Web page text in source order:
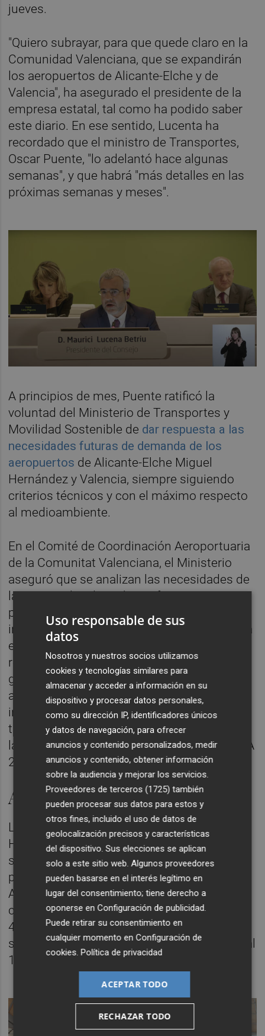
jueves.
"Quiero subrayar, para que quede claro en la
Comunidad Valenciana, que se expandirán
los aeropuertos de Alicante-Elche y de
Valencia", ha asegurado el presidente de la
empresa estatal, tal como ha podido saber
este diario. En ese sentido, Lucenta ha
recordado que el ministro de Transportes,
Oscar Puente, "lo adelantó hace algunas
semanas", y que habrá "más detalles en las
próximas semanas y meses".
A principios de mes, Puente ratificó la
voluntad del Ministerio de Transportes y
Movilidad Sostenible de dar respuesta a las
necesidades futuras de demanda de los
aeropuertos de Alicante-Elche Miguel
Hernández y Valencia, siempre siguiendo
criterios técnicos y con el máximo respecto
al medioambiente.
En el Comité de Coordinación Aeroportuaria
de la Comunitat Valenciana, el Ministerio
aseguró que se analizan las necesidades de
las terminales de ambas infraestructuras
para planificar, mediante Aena, las
inversiones que se puedan precisar según la
evolución de la actividad. El objetivo es dar
respuesta a la demanda de tráfico futura y
garantizar así el desarrollo de los
aeropuertos en el medio y largo plazo. La
intención es definir las necesidades a
tiempo, de manera que se puedan proponer
las inversiones correspondientes en el DORA
2027-2031.
Aumento del tráfico
Los aeropuertos de Alicante-Elche Miguel
Hernández y Valencia han registrado una
sólida recuperación de su actividad tras
pandemia. En concreto. el Aeropuerto de
Alicante-Elche Miguel Hernández cerró 2023
con 15,7 millones de pasajeros registrados,
4,6% más que en 2019. El tráfico nacional
supuso el 14% del tráfico comercial (frente al
11% del 2019).
Uso responsable de sus
datos
Nosotros y nuestros socios utilizamos
cookies y tecnologías similares para
almacenar y acceder a información en su
dispositivo y procesar datos personales,
como su dirección IP, identificadores únicos
y datos de navegación, para ofrecer
anuncios y contenido personalizados, medir
anuncios y contenido, obtener información
sobre la audiencia y mejorar los servicios.
Proveedores de terceros (1725) también
pueden procesar sus datos para estos y
otros fines, incluido el uso de datos de
geolocalización precisos y características
del dispositivo. Sus elecciones se aplican
solo a este sitio web. Algunos proveedores
pueden basarse en el interés legítimo en
lugar del consentimiento; tiene derecho a
oponerse enConfiguración de publicidad.
Puede retirar su consentimiento en
cualquier momento enConfiguración de
cookies.Política de privacidad
ACEPTAR TODO
RECHAZAR TODO